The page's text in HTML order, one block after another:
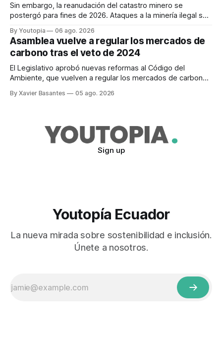
Sin embargo, la reanudación del catastro minero se
postergó para fines de 2026. Ataques a la minería ilegal se
By Youtopia 06 ago. 2026
Asamblea vuelve a regular los mercados de
carbono tras el veto de 2024
El Legislativo aprobó nuevas reformas al Código del
Ambiente, que vuelven a regular los mercados de carbono,
By Xavier Basantes 05 ago. 2026
Sign up
Youtopía Ecuador
La nueva mirada sobre sostenibilidad e inclusión.
Únete a nosotros.